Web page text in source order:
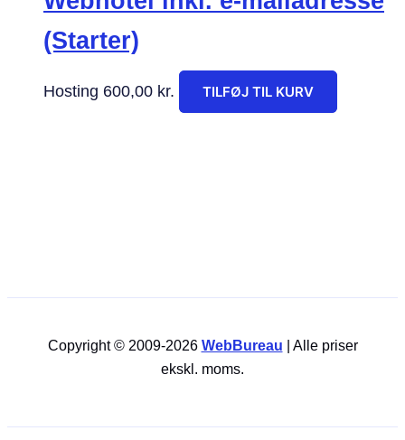
(Starter)
Hosting 600,00 kr. TILFØJ TIL KURV
Copyright © 2009-2026 WebBureau | Alle priser
ekskl. moms.